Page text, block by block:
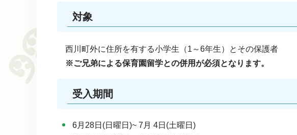
対象
西川町外に住所を有する小学生（1～6年生）とその保護者
※ご兄弟による保育園留学との併用が必須となります。
受入期間
6月28日(日曜日)~ 7月 4日(土曜日)